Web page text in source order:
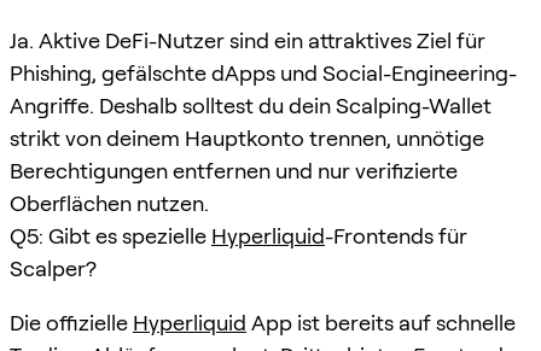
Ja. Aktive DeFi-Nutzer sind ein attraktives Ziel für
Phishing, gefälschte dApps und Social-Engineering-
Angriffe. Deshalb solltest du dein Scalping-Wallet
strikt von deinem Hauptkonto trennen, unnötige
Berechtigungen entfernen und nur verifizierte
Oberflächen nutzen.
Q5: Gibt es spezielle Hyperliquid-Frontends für
Scalper?
Die offizielle Hyperliquid App ist bereits auf schnelle